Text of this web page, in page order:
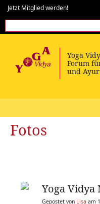
Jetzt Mitglied werden!
Fotos
Yoga
Gepostet von Lisa am